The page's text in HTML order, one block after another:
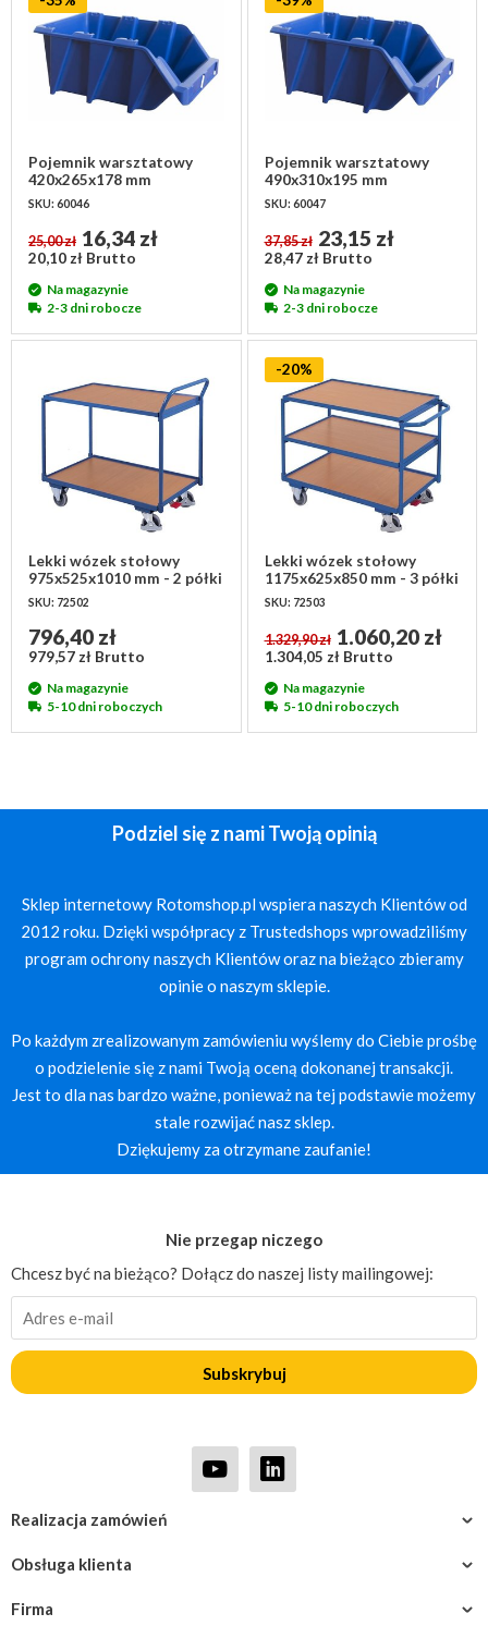
Pojemnik warsztatowy
420x265x178 mm
SKU: 60046
25,00 zł 16,34 zł
20,10 zł Brutto
Na magazynie
2-3 dni robocze
Pojemnik warsztatowy
490x310x195 mm
SKU: 60047
37,85 zł 23,15 zł
28,47 zł Brutto
Na magazynie
2-3 dni robocze
Lekki wózek stołowy
975x525x1010 mm - 2 półki
SKU: 72502
796,40 zł
979,57 zł Brutto
Na magazynie
5-10 dni roboczych
-20%
Lekki wózek stołowy
1175x625x850 mm - 3 półki
SKU: 72503
1.329,90 zł 1.060,20 zł
1.304,05 zł Brutto
Na magazynie
5-10 dni roboczych
Podziel się z nami Twoją opinią
Sklep internetowy Rotomshop.pl wspiera naszych Klientów od
2012 roku. Dzięki współpracy z Trustedshops wprowadziliśmy
program ochrony naszych Klientów oraz na bieżąco zbieramy
opinie o naszym sklepie.
Po każdym zrealizowanym zamówieniu wyślemy do Ciebie prośbę
o podzielenie się z nami Twoją oceną dokonanej transakcji.
Jest to dla nas bardzo ważne, ponieważ na tej podstawie możemy
stale rozwijać nasz sklep.
Dziękujemy za otrzymane zaufanie!
Firma
Obsługa klienta
Realizacja zamówień
Nie przegap niczego
Chcesz być na bieżąco? Dołącz do naszej listy mailingowej:
Subskrybuj